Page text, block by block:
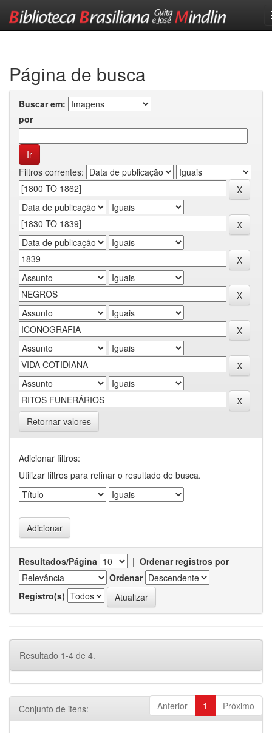
Página de busca
Buscar em:
por
Filtros correntes:
Retornar valores
Adicionar filtros:
Utilizar filtros para refinar o resultado de busca.
Resultados/Página | Ordenar registros por
Ordenar
Registro(s)
Resultado 1-4 de 4.
Anterior 1 Próximo
Conjunto de itens: